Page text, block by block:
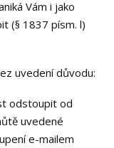
Vám i jako
(§ 1837 písm. l)
uvedení důvodu:
odstoupit od
uvedené
e-mailem